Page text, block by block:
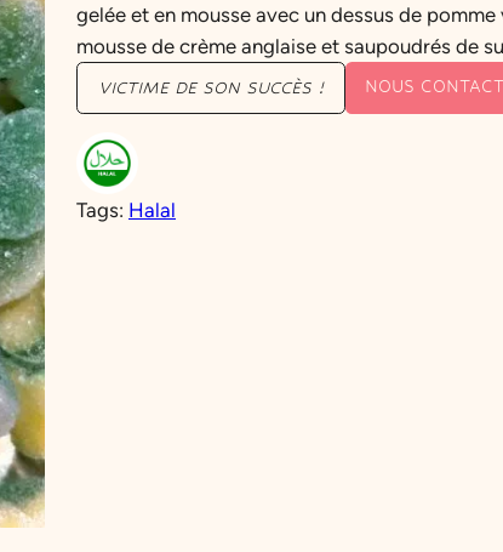
gelée et en mousse avec un dessus de
mousse de crème anglaise et saupoudrés de
VICTIME DE SON SUCCÈS ! NOUS
Tags: Halal